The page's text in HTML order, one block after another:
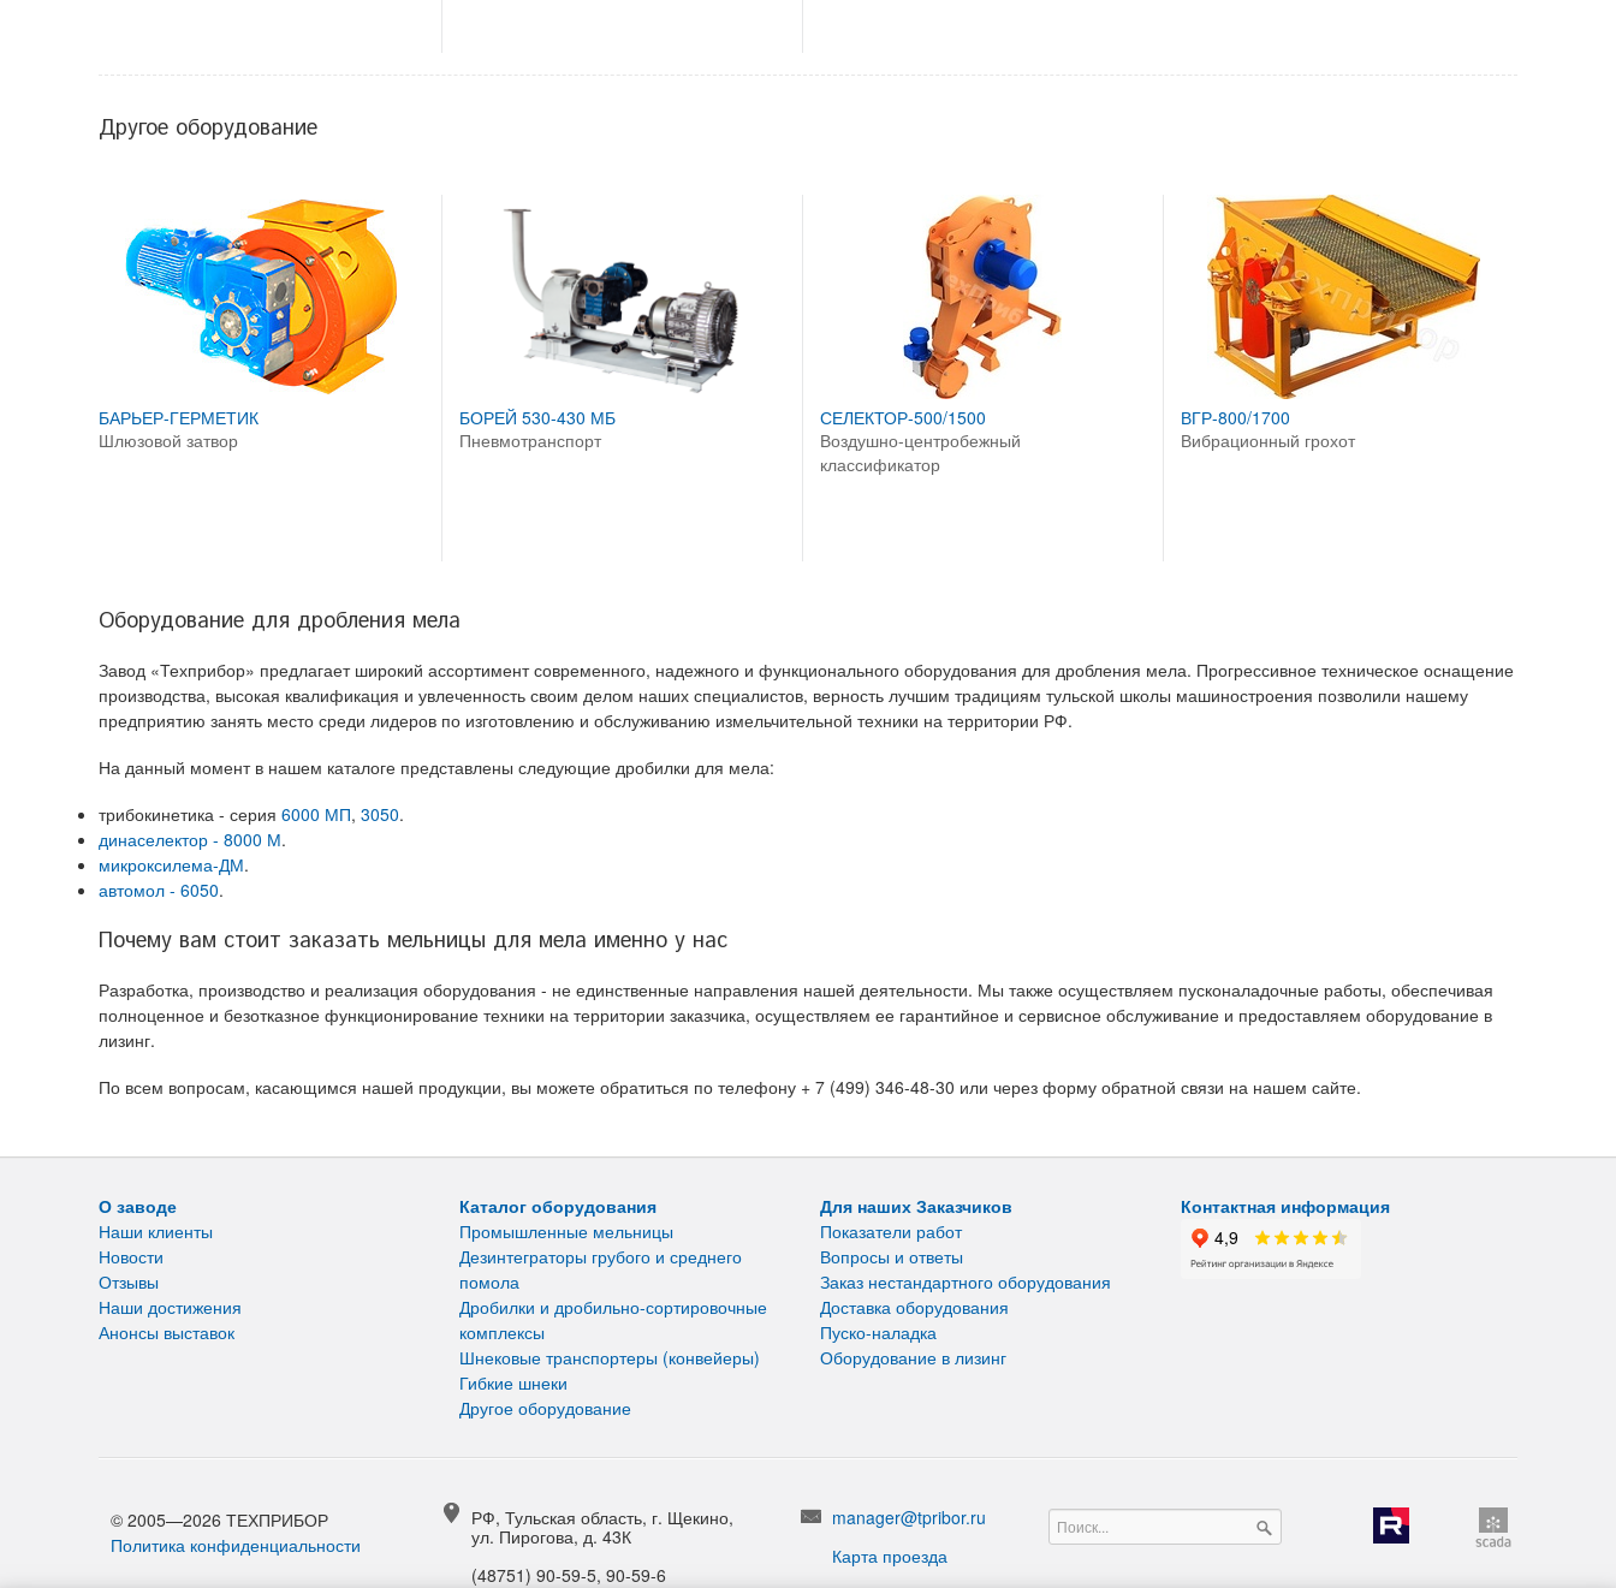
Другое оборудование
БАРЬЕР-ГЕРМЕТИК
Шлюзовой затвор
БОРЕЙ 530-430 МБ
Пневмотранспорт
СЕЛЕКТОР-500/1500
Воздушно-центробежный
классификатор
ВГР-800/1700
Вибрационный грохот
Оборудование для дробления мела
Завод «Техприбор» предлагает широкий ассортимент современного, надежного и функционального оборудования для дробления мела. Прогрессивное техническое оснащение
производства, высокая квалификация и увлеченность своим делом наших специалистов, верность лучшим традициям тульской школы машиностроения позволили нашему
предприятию занять место среди лидеров по изготовлению и обслуживанию измельчительной техники на территории РФ.
На данный момент в нашем каталоге представлены следующие дробилки для мела:
трибокинетика - серия 6000 МП, 3050.
динаселектор - 8000 М.
микроксилема-ДМ.
автомол - 6050.
Почему вам стоит заказать мельницы для мела именно у нас
Разработка, производство и реализация оборудования - не единственные направления нашей деятельности. Мы также осуществляем пусконаладочные работы, обеспечивая
полноценное и безотказное функционирование техники на территории заказчика, осуществляем ее гарантийное и сервисное обслуживание и предоставляем оборудование в
лизинг.
По всем вопросам, касающимся нашей продукции, вы можете обратиться по телефону + 7 (499) 346-48-30 или через форму обратной связи на нашем сайте.
О заводе
Наши клиенты
Новости
Отзывы
Наши достижения
Анонсы выставок
Каталог оборудования
Промышленные мельницы
Дезинтеграторы грубого и среднего
помола
Дробилки и дробильно-сортировочные
комплексы
Шнековые транспортеры (конвейеры)
Гибкие шнеки
Другое оборудование
Для наших Заказчиков
Показатели работ
Вопросы и ответы
Заказ нестандартного оборудования
Доставка оборудования
Пуско-наладка
Оборудование в лизинг
Контактная информация
© 2005—2026 ТЕХПРИБОР
Политика конфиденциальности
РФ, Тульская область, г. Щекино,
ул. Пирогова, д. 43К
(48751) 90-59-5, 90-59-6
manager@tpribor.ru
Карта проезда